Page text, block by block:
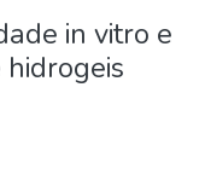
in vitro e